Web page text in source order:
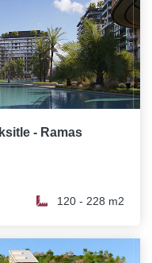
- Ramas
120 - 228 m2